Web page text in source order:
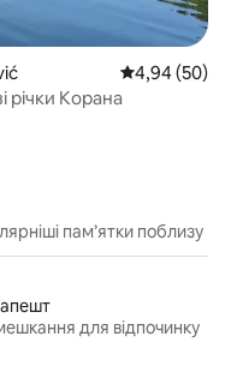
Середня
4,94 (50)
річки Корана
пам’ятки поблизу
для відпочинку